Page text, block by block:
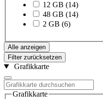
12 GB (14)
48 GB (14)
2 GB (6)
Alle anzeigen
Filter zurücksetzen
Grafikkarte
Grafikkarte